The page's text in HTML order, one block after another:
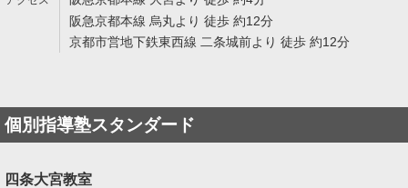
阪急京都本線 烏丸より 徒歩 約12分
京都市営地下鉄東西線 二条城前より 徒歩 約12分
個別指導塾スタンダード
四条大宮教室